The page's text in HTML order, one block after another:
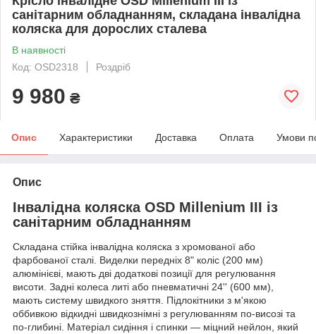
санітарним обладнанням, складана інвалідна
коляска для дорослих сталева
В наявності
Код: OSD2318
Роздріб
9 980 ₴
Опис Характеристики Доставка Оплата Умови
Опис
Інвалідна коляска OSD Millenium III із
санітарним обладнанням
Складана стійка інвалідна коляска з хромованої або
фарбованої сталі. Виделки передніх 8" коліс (200 мм)
алюмінієві, мають дві додаткові позиції для регулювання
висоти. Задні колеса литі або пневматичні 24'' (600 мм),
мають систему швидкого зняття. Підлокітники з м'якою
оббивкою відкидні швидкознімні з регулюванням по-висозі та
по-глибині. Матеріал сидіння і спинки — міцний нейлон, який